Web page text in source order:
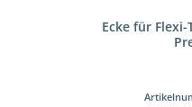
Ecke für Flexi-